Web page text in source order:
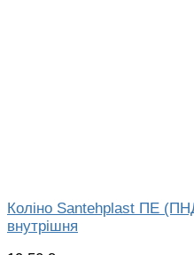
Коліно Santehplast ПЕ
внутрішня